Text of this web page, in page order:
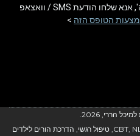
בין השעות 09:00-18:00 בימים א'-ה', אנא שלחו הודעת SMS / וואצאפ
הטופס הזה>
הררי, 2026.
טיפול קוגניטיבי התנהגותי, אימון מוחי, CBT, NLP, טיפול רגשי, הדרכת הורים לילדים